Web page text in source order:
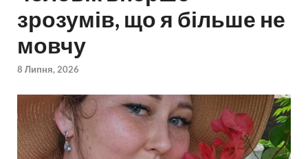
зрозумів, що я більше не
мовчу
8 Липня, 2026